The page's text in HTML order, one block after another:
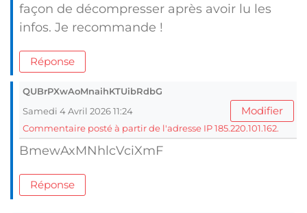
façon de décompresser après avoir lu les
infos. Je recommande !
Réponse
QUBrPXwAoMnaihKTUibRdbG
Samedi 4 Avril 2026 11:24
Modifier
Commentaire posté à partir de l'adresse IP 185.220.101.162.
BmewAxMNhlcVciXmF
Réponse